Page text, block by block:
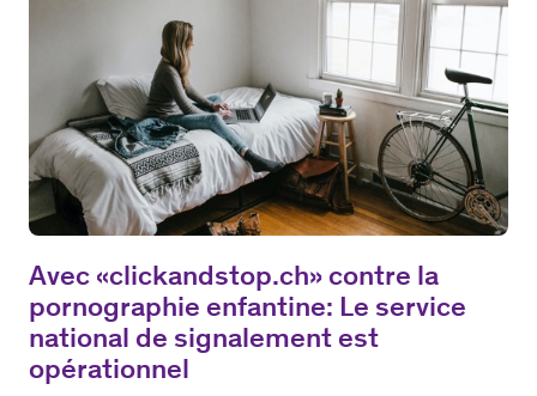
Avec «clickandstop.ch» contre la
pornographie enfantine: Le service
national de signalement est
opérationnel